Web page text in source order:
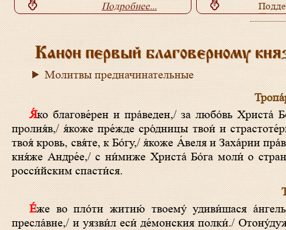
Подробнее...
Канон первый благоверному
Молитвы предначинательные
Я́ко благове́рен и пра́веден,/ за любо́вь Христа́ Бо́га от свои́х смерть прия́л еси́,/ кровь свою́
пролия́в,/ я́коже пре́жде сро́дницы твои́ и
твоя́ кровь, свя́те, к Бо́гу,/ я́коже А́веля и Заха́рии
кня́же Андре́е,/ с ни́миже Христа́ Бо́га моли́ о
росси́йским спасти́ся.
Е́же во пло́ти житию́ твоему́ удиви́шася а́нгельстии чи́ни:/ ка́ко с те́лом к неви́димым сплете́нием изше́л еси́,
пресла́вне,/ и уязви́л еси́ де́монския полки́./